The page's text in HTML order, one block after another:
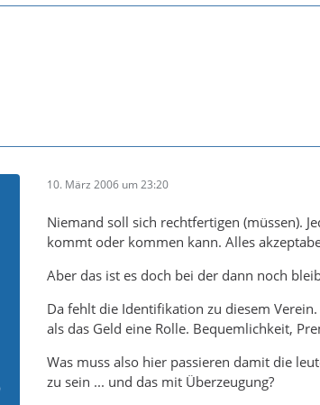
10. März 2006 um 23:20
Niemand soll sich rechtfertigen (müssen).
kommt oder kommen kann. Alles
Aber das ist es doch bei der dann noch
Da fehlt die Identifikation zu diesem
als das Geld eine Rolle. Bequemlichkeit,
Was muss also hier passieren damit die
zu sein ... und das mit Überzeugung?